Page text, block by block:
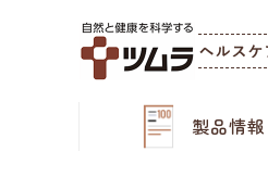
製品情報